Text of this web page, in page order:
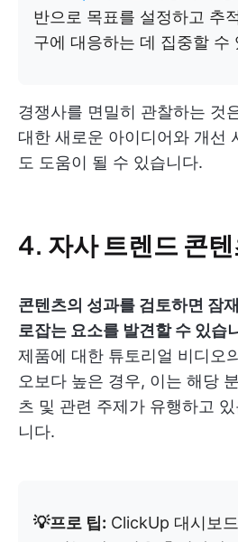
반으로 목표를 설정하고 추
구에 대응하는 데 집중할 수
경쟁사를 면밀히 관찰하는 것
대한 새로운 아이디어와 개선
도 도움이 될 수 있습니다.
4. 자사 트렌드 콘
콘텐츠의 성과를 검토하면 잠
로잡는 요소를 발견할 수 있습
제품에 대한 튜토리얼 비디오
오보다 높은 경우, 이는 해당
츠 및 관련 주제가 유행하고
니다.
💡프로 팁: ClickUp 대시보